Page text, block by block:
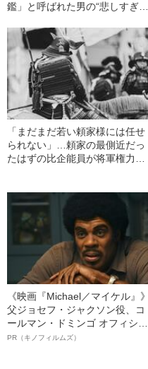
鑑」と呼ばれた男の“悲しすぎる
「まだまだ若い頼家様には任せ
られない」…頼家の最側近だっ
たはずの比企能員が将軍権力を
《映画『Michael／マイケル』》
父ジョセフ・ジャクソン役、コ
ールマン・ドミンゴ オフィシャ
ルインタビュー“観客を魅了した
PR（キノフィルムズ）